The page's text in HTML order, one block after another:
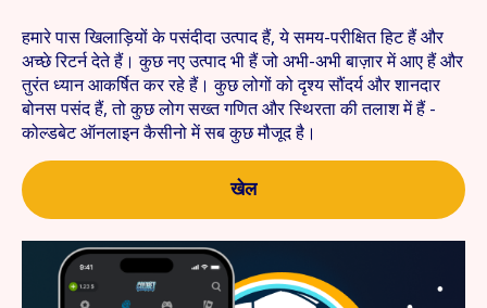
हमारे पास खिलाड़ियों के पसंदीदा उत्पाद हैं, ये समय-परीक्षित हिट हैं और
अच्छे रिटर्न देते हैं। कुछ नए उत्पाद भी हैं जो अभी-अभी बाज़ार में आए हैं और
तुरंत ध्यान आकर्षित कर रहे हैं। कुछ लोगों को दृश्य सौंदर्य और शानदार
बोनस पसंद हैं, तो कुछ लोग सख्त गणित और स्थिरता की तलाश में हैं -
कोल्डबेट ऑनलाइन कैसीनो में सब कुछ मौजूद है।
खेल